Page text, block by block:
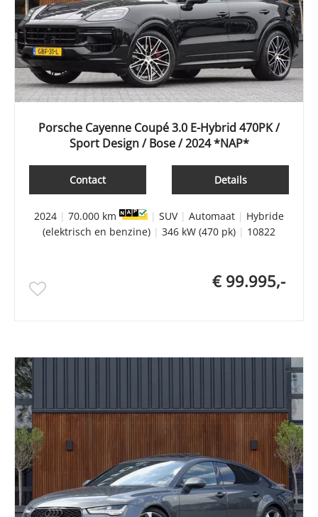
Porsche Cayenne Coupé 3.0 E-Hybrid 470PK /
Sport Design / Bose / 2024 *NAP*
Details
Contact
2024 | 70.000 km | SUV| Automaat | Hybride
(elektrisch en benzine) | 346 kW (470 pk) | 10822
€ 99.995,-